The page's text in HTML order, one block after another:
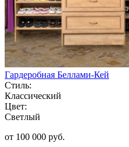
Гардеробная Беллами-Кей
Стиль:
Классический
Цвет:
Светлый
от 100 000 руб.